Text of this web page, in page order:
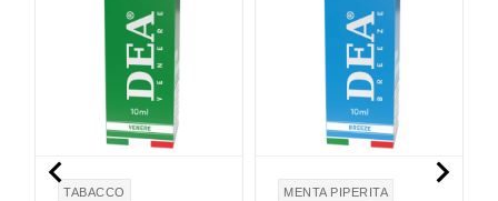
TABACCO
MENTA PIPERITA
 